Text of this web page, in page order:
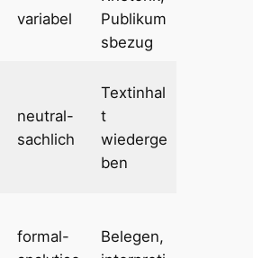
variabel
Publikum
sbezug
neutral-
sachlich
Textinhal
t
wiederge
ben
formal-
Belegen,